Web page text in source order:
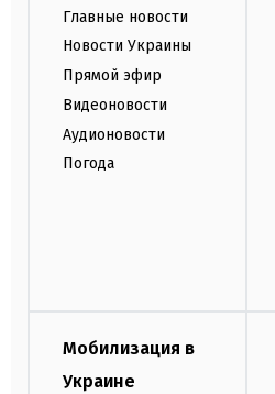
Главные новости
Новости Украины
Прямой эфир
Видеоновости
Аудионовости
Погода
Мобилизация в
Украине